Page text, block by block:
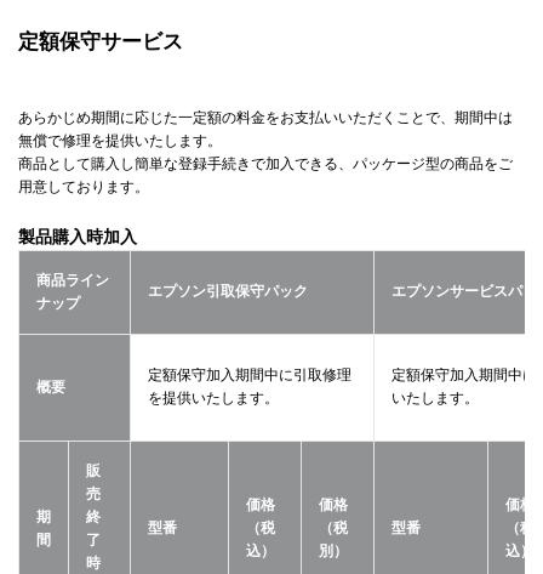
定額保守サービス
あらかじめ期間に応じた一定額の料金をお支払いいただくことで、期間中は
無償で修理を提供いたします。
商品として購入し簡単な登録手続きで加入できる、パッケージ型の商品をご
用意しております。
製品購入時加入
商品ライン
ナップ
エプソン引取保守パック エプソンサービスパッ
概要
定額保守加入期間中に引取修理
を提供いたします。
定額保守加入期間中に
いたします。
期
間
販
売
終
了
時
型番
価格
（税
込）
価格
（税
別）
型番
価格
（税
込）